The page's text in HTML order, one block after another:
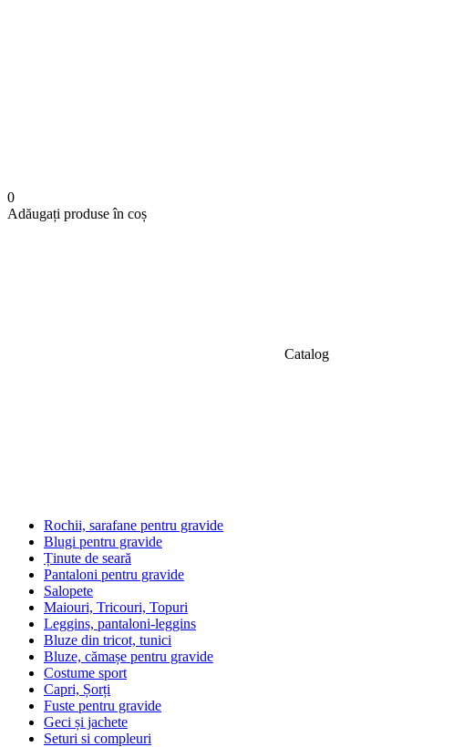
0
Adăugați produse în coș
Catalog
Rochii, sarafane pentru gravide
Blugi pentru gravide
Ținute de seară
Pantaloni pentru gravide
Salopete
Maiouri, Tricouri, Topuri
Leggins, pantaloni-leggins
Bluze din tricot, tunici
Bluze, cămașe pentru gravide
Costume sport
Capri, Șorți
Fuste pentru gravide
Geci și jachete
Seturi si compleuri